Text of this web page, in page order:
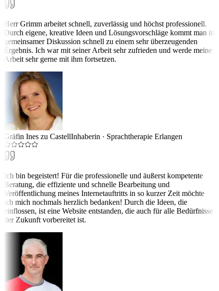
Herr Grimm arbeitet schnell, zuverlässig und höchst professionell.
Durch eigene, kreative Ideen und Lösungsvorschläge kommt man in
gemeinsamer Diskussion schnell zu einem sehr überzeugenden
Ergebnis. Ich war mit seiner Arbeit sehr zufrieden und werde meine
Arbeit sehr gerne mit ihm fortsetzen.
Gräfin Ines zu CastellInhaberin · Sprachtherapie Erlangen
Ich bin begeistert! Für die professionelle und äußerst kompetente
Beratung, die effiziente und schnelle Bearbeitung und
Veröffentlichung meines Internetauftritts in so kurzer Zeit möchte
ich mich nochmals herzlich bedanken! Durch die Ideen, die
einflossen, ist eine Website entstanden, die auch für alle Bedürfnisse
der Zukunft vorbereitet ist.